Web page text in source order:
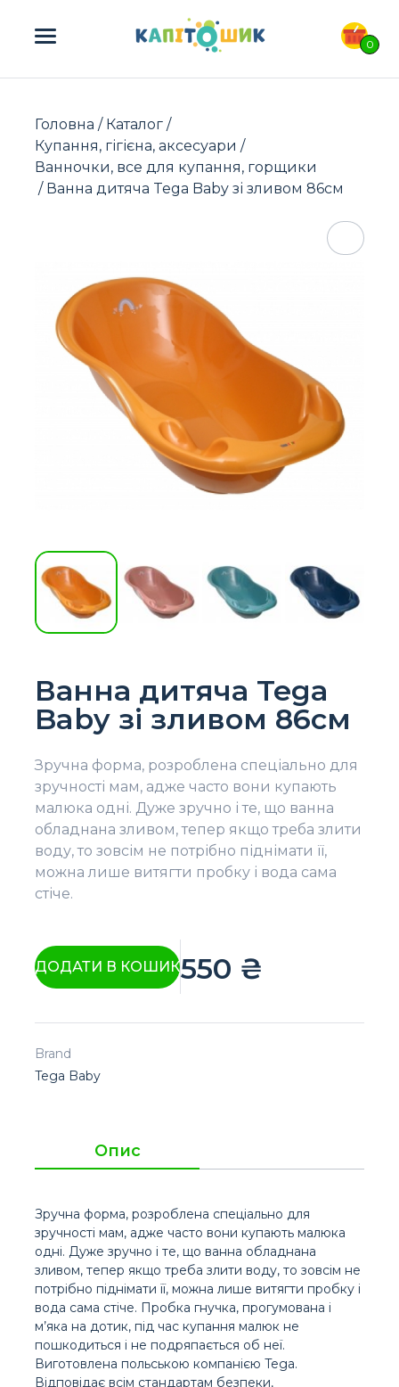
0
ПОШУК ТОВАРІВ:
Головна / Каталог /
Купання, гігієна, аксесуари /
Ванночки, все для купання, горщики
/ Ванна дитяча Tega Baby зі зливом 86см
Ванна дитяча Tega
Baby зі зливом 86см
Зручна форма, розроблена спеціально для
зручності мам, адже часто вони купають
малюка одні. Дуже зручно і те, що ванна
обладнана зливом, тепер якщо треба злити
воду, то зовсім не потрібно піднімати її,
можна лише витягти пробку і вода сама
стіче.
ДОДАТИ В КОШИК550 ₴
Brand
Tega Baby
Опис
Зручна форма, розроблена спеціально для
зручності мам, адже часто вони купають малюка
одні. Дуже зручно і те, що ванна обладнана
зливом, тепер якщо треба злити воду, то зовсім не
потрібно піднімати її, можна лише витягти пробку і
вода сама стіче. Пробка гнучка, прогумована і
м’яка на дотик, під час купання малюк не
пошкодиться і не подряпається об неї.
Виготовлена ​​польською компанією Tega.
Відповідає всім стандартам безпеки,